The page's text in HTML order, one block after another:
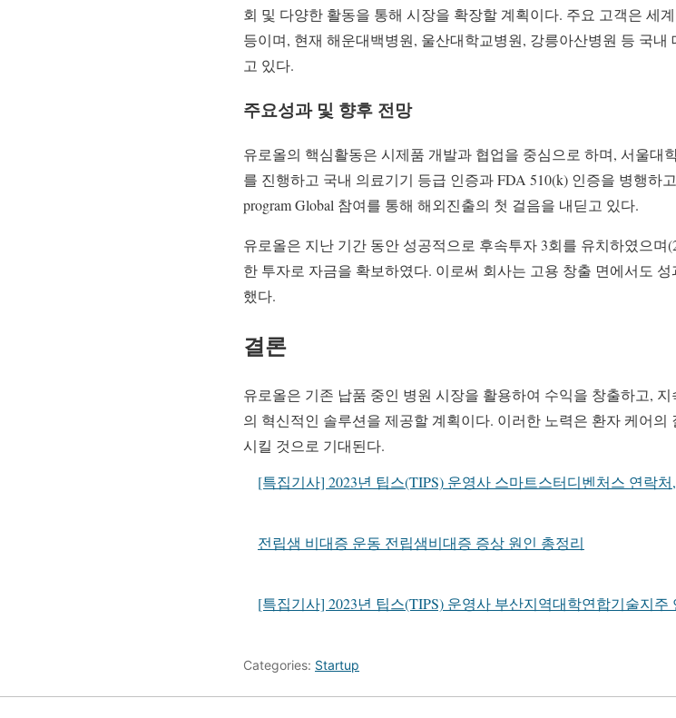
회 및 다양한 활동을 통해 시장을 확장할 계획이다. 주요 고객은 세
등이며, 현재 해운대백병원, 울산대학교병원, 강릉아산병원 등 국
고 있다.
주요성과및 향후 전망
유로올의 핵심활동은 시제품 개발과 협업을 중심으로 하며, 서울대
를 진행하고 국내 의료기기 등급 인증과 FDA 510(k) 인증을 병행하
program Global 참여를 통해 해외진출의 첫 걸음을 내딛고 있다.
유로올은 지난 기간 동안 성공적으로 후속투자 3회를 유치하였으며
한 투자로 자금을 확보하였다. 이로써 회사는 고용 창출 면에서도
했다.
결론
유로올은 기존 납품 중인 병원 시장을 활용하여 수익을 창출하고,
의 혁신적인 솔루션을 제공할 계획이다. 이러한 노력은 환자 케어
시킬 것으로 기대된다.
[특집기사] 2023년 팁스(TIPS) 운영사 스마트스터디벤처스 연락
전립샘 비대증 운동 전립샘비대증 증상 원인 총정리
[특집기사] 2023년 팁스(TIPS) 운영사 부산지역대학연합기술지
Categories: Startup